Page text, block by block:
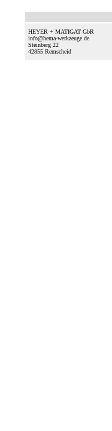
HEYER + MATIGAT GbR
info@hema-werkzeuge.de
Steinberg 22
42855 Remscheid